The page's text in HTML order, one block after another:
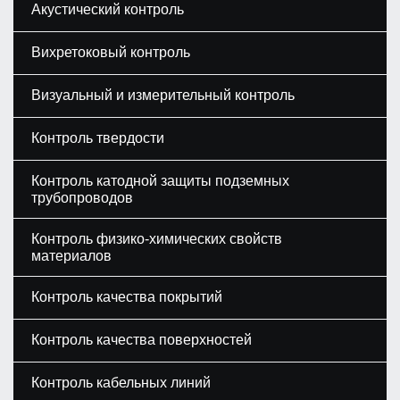
Акустический контроль
Вихретоковый контроль
Визуальный и измерительный контроль
Контроль твердости
Контроль катодной защиты подземных
трубопроводов
Контроль физико-химических свойств
материалов
Контроль качества покрытий
Контроль качества поверхностей
Контроль кабельных линий